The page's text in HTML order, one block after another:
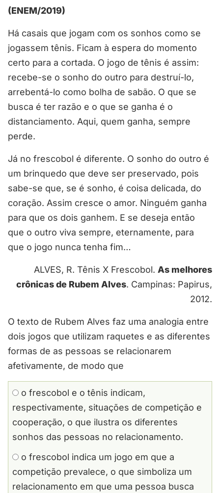
(ENEM/2019)
Há casais que jogam com os sonhos como se
jogassem tênis. Ficam à espera do momento
certo para a cortada. O jogo de tênis é assim:
recebe-se o sonho do outro para destruí-lo,
arrebentá-lo como bolha de sabão. O que se
busca é ter razão e o que se ganha é o
distanciamento. Aqui, quem ganha, sempre
perde.
Já no frescobol é diferente. O sonho do outro é
um brinquedo que deve ser preservado, pois
sabe-se que, se é sonho, é coisa delicada, do
coração. Assim cresce o amor. Ninguém ganha
para que os dois ganhem. E se deseja então
que o outro viva sempre, eternamente, para
que o jogo nunca tenha fim…
ALVES, R. Tênis X Frescobol. As melhores
crônicas de Rubem Alves. Campinas: Papirus,
2012.
O texto de Rubem Alves faz uma analogia entre
dois jogos que utilizam raquetes e as diferentes
formas de as pessoas se relacionarem
afetivamente, de modo que
o frescobol e o tênis indicam,
respectivamente, situações de competição e
cooperação, o que ilustra os diferentes
sonhos das pessoas no relacionamento.
o frescobol indica um jogo em que a
competição prevalece, o que simboliza um
relacionamento em que uma pessoa busca